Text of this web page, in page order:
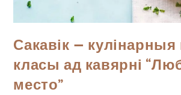
Сакавік —
класы ад кавярні
место”